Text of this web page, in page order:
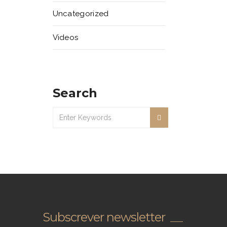
Uncategorized
Videos
Search
Subscrever newsletter